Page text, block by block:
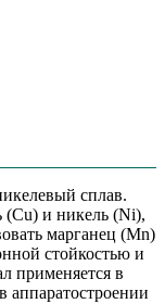
сплав.
и никель (Ni),
марганец (Mn)
стойкостью и
применяется в
аппаратостроении